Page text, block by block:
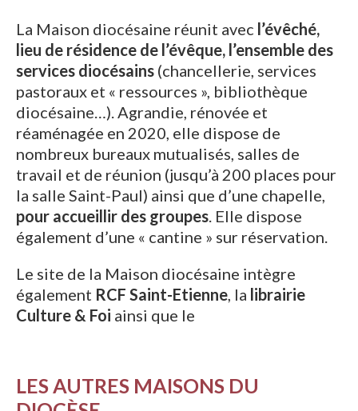
La Maison diocésaine réunit avec l’évêché,
lieu de résidence de l’évêque, l’ensemble des
services diocésains (chancellerie, services
pastoraux et « ressources », bibliothèque
diocésaine…). Agrandie, rénovée et
réaménagée en 2020, elle dispose de
nombreux bureaux mutualisés, salles de
travail et de réunion (jusqu’à 200 places pour
la salle Saint-Paul) ainsi que d’une chapelle,
pour accueillir des groupes. Elle dispose
également d’une « cantine » sur réservation.
Le site de la Maison diocésaine intègre
également RCF Saint-Etienne, la librairie
Culture & Foi ainsi que le
LES AUTRES MAISONS DU